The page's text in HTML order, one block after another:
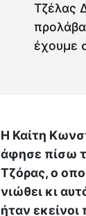
Τζέλας
έχουμε
Η Καίτη
άφησε πίσω
Τζόρας, ο
νιώθει κι
ήταν